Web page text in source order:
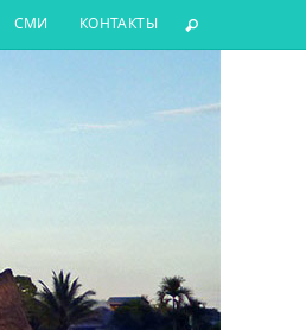
СМИ КОНТАКТЫ